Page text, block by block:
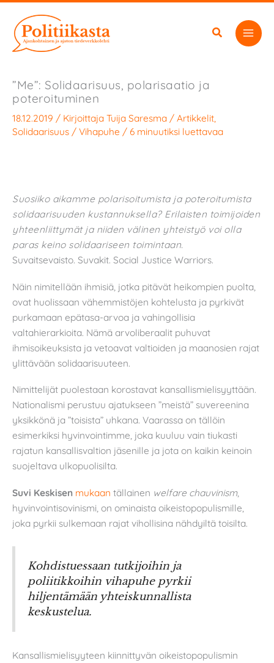
sisältöön
”Me”: Solidaarisuus, polarisaatio ja
poteroituminen
18.12.2019 / Kirjoittaja Tuija Saresma / Artikkelit
Solidaarisuus / Vihapuhe / 6 minuutiksi luettavaa
Suosiiko aikamme polarisoitumista ja poteroitumista
solidaarisuuden kustannuksella? Erilaisten toimijoiden
yhteenliittymät ja niiden välinen yhteistyö voi olla
paras keino solidaariseen toimintaan.
Suvaitsevaisto. Suvakit. Social Justice Warriors.
Näin nimitellään ihmisiä, jotka pitävät heikompien puolta,
ovat huolissaan vähemmistöjen kohtelusta ja pyrkivät
purkamaan epätasa-arvoa ja vahingollisia
valtahierarkioita. Nämä arvoliberaalit puhuvat
ihmisoikeuksista ja vetoavat valtioiden ja maanosien rajat
ylittävään solidaarisuuteen.
Nimittelijät puolestaan korostavat kansallismielisyyttään.
Nationalismi perustuu ajatukseen ”meistä” suvereenina
yksikkönä ja ”toisista” uhkana. Vaarassa on tällöin
esimerkiksi hyvinvointimme, joka kuuluu vain tiukasti
rajatun kansallisvaltion jäsenille ja jota on kaikin keinoin
suojeltava ulkopuolisilta.
Suvi Keskisen mukaan tällainen welfare chauvinism,
hyvinvointisovinismi, on ominaista oikeistopopulismille,
joka pyrkii sulkemaan rajat vihollisina nähdyiltä toisilta.
Kohdistuessaan tutkijoihin ja
poliitikkoihin vihapuhe pyrkii
hiljentämään yhteiskunnallista
keskustelua.
Kansallismielisyyteen kiinnittyvän oikeistopopulismin